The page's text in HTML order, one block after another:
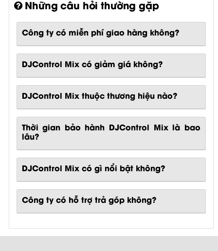
Những câu hỏi thường gặp
Công ty có miễn phí giao hàng không?
DJControl Mix có giảm giá không?
DJControl Mix thuộc thương hiệu nào?
Thời gian bảo hành DJControl Mix là bao
lâu?
DJControl Mixcó gì nổi bật không?
Công ty có hỗ trợ trả góp không?